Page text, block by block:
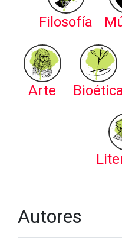
Filosofía
Arte
Autores